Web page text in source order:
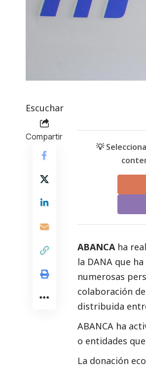
Escuchar
Compartir
💡
ABANCAha
la DANA que
numerosas
colaboración
distribuida
ABANCA ha
o entidades
La donación